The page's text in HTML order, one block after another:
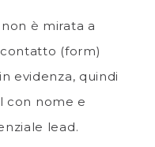
è mirata a
(form)
evidenza, quindi
con nome e
lead.